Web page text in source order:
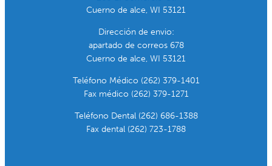
Cuerno de alce, WI 53121
Dirección de envio:
apartado de correos 678
Cuerno de alce, WI 53121
Teléfono Médico (262) 379-1401
Fax médico (262) 379-1271
Teléfono Dental (262) 686-1388
Fax dental (262) 723-1788